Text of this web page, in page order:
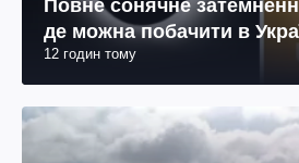
Повне сонячне
де можна побачити в
12 годин тому